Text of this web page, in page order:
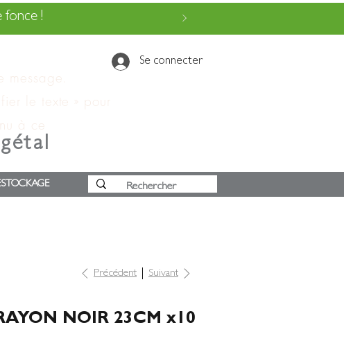
fonce !
message.
le texte » pour
à ce
Se connecter
Précédent Suivant
NOIR 23CM x10